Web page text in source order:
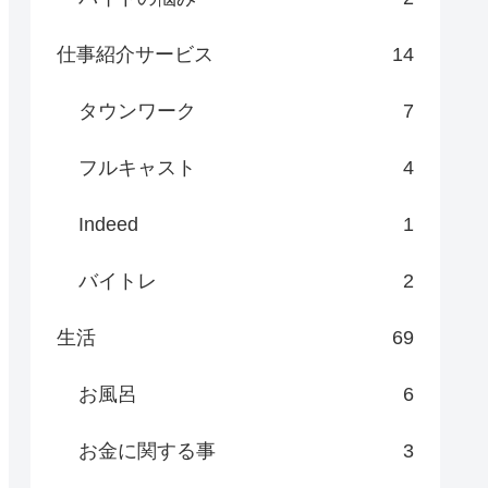
仕事紹介サービス 14
タウンワーク 7
フルキャスト 4
Indeed 1
バイトレ 2
生活 69
お風呂 6
お金に関する事 3